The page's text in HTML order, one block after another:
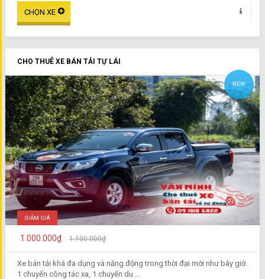
CHO THUÊ XE BÁN TẢI TỰ LÁI
NEW
GIẢM GIÁ
1.000.000₫ 1.100.000₫
Xe bán tải khá đa dụng và năng động trong thời đại mới như bây giờ.
1 chuyến công tác xa, 1 chuyến du ...